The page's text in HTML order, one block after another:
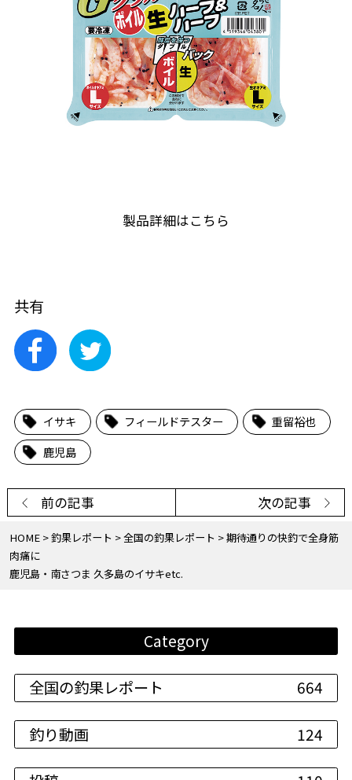
Category
全国の釣果レポート 664
釣り動画 124
HOME 釣果レポート 全国の釣果レポート
期待通りの快釣で全身筋
肉痛に
鹿児島・南さつま 久多島のイサキetc.
製品詳細はこちら
共有
イサキ フィールドテスター
重留裕也
鹿児島
前の記事 次の記事